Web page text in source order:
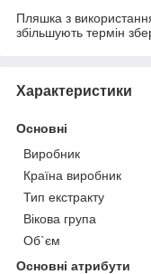
Пляшка з
збільшують термін
Характеристики
Основні
Виробник
Країна виробник
Тип екстракту
Вікова група
Об`єм
Основні атрибути